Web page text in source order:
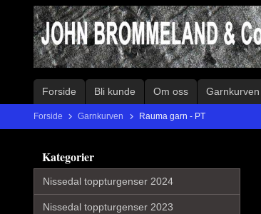
innholdet
Forside Bli kunde Om oss Garnkurven
Forside Garnkurven Rauma garn - PT
Kategorier
Nissedal toppturgenser 2024
Nissedal toppturgenser 2023